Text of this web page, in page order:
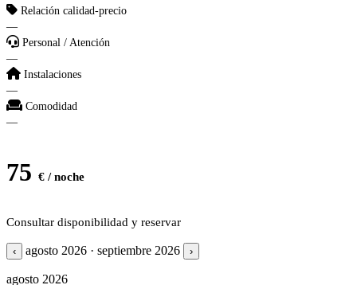
Relación calidad-precio
—
Personal / Atención
—
Instalaciones
—
Comodidad
—
75 € / noche
Consultar disponibilidad y reservar
‹ agosto 2026 · septiembre 2026 ›
agosto 2026